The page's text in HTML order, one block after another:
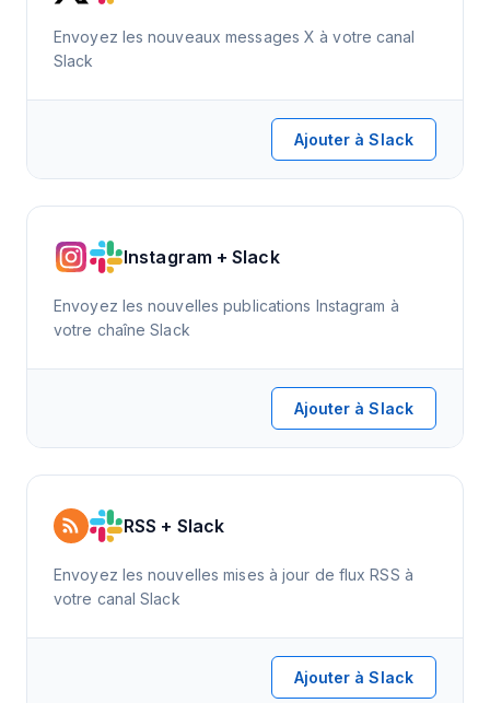
Envoyez les nouveaux messages X à votre canal
Slack
Ajouter à Slack
Instagram + Slack
Envoyez les nouvelles publications Instagram à
votre chaîne Slack
Ajouter à Slack
RSS + Slack
Envoyez les nouvelles mises à jour de flux RSS à
votre canal Slack
Ajouter à Slack